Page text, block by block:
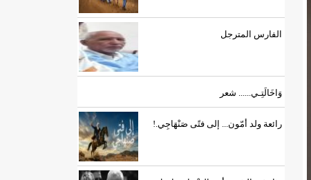
الفارس المترجل
وَاخَالَتِـي...... شعر
رائعة ولد أمّون... إلى فتًى صَنْهَاجِي.!